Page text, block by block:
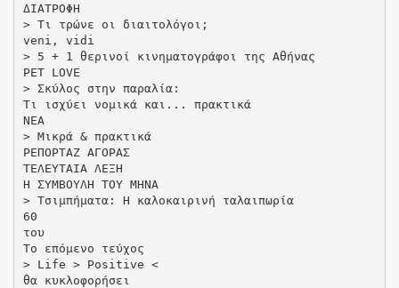
ΔΙΑΤΡΟΦΗ
> Τι τρώνε οι διαιτολόγοι;
veni, vidi
> 5 + 1 θερινοί κινηματογράφοι της Αθήνας
PET LOVE
> Σκύλος στην παραλία:
Τι ισχύει νομικά και... πρακτικά
ΝΕΑ
> Μικρά & πρακτικά
ΡΕΠΟΡΤΑΖ ΑΓΟΡΑΣ
ΤΕΛΕΥΤΑΙΑ ΛΕΞΗ
Η ΣΥΜΒΟΥΛΗ ΤΟΥ ΜΗΝΑ
> Τσιμπήματα: Η καλοκαιρινή ταλαιπωρία
60
του
Το επόμενο τεύχος
> Life > Positive <
θα κυκλοφορήσει